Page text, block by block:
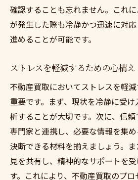
確認することも忘れません。これ
が発生した際も冷静かつ迅速に対
進めることが可能です。
ストレスを軽減するための心構え
不動産買取においてストレスを軽
重要です。まず、現状を冷静に受
析することが大切です。次に、信
専門家と連携し、必要な情報を集
決断できる材料を揃えましょう。
見を共有し、精神的なサポートを
す。これにより、不動産買取のプ